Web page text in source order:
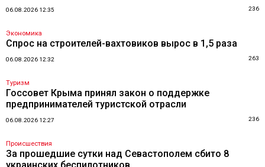
06.08.2026 12:35 236
Экономика
Спрос на строителей-вахтовиков вырос в 1,5 раза
06.08.2026 12:32 263
Туризм
Госсовет Крыма принял закон о поддержке
предпринимателей туристской отрасли
06.08.2026 12:27 236
Происшествия
За прошедшие сутки над Севастополем сбито 8